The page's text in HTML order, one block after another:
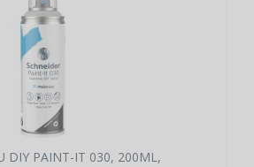
DIY PAINT-IT 030, 200ML,